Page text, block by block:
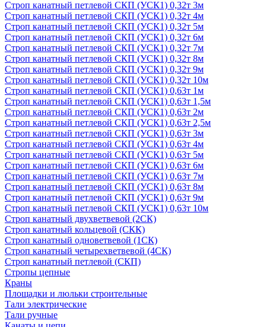
Строп канатный петлевой СКП (УСК1) 0,32т 3м
Строп канатный петлевой СКП (УСК1) 0,32т 4м
Строп канатный петлевой СКП (УСК1) 0,32т 5м
Строп канатный петлевой СКП (УСК1) 0,32т 6м
Строп канатный петлевой СКП (УСК1) 0,32т 7м
Строп канатный петлевой СКП (УСК1) 0,32т 8м
Строп канатный петлевой СКП (УСК1) 0,32т 9м
Строп канатный петлевой СКП (УСК1) 0,32т 10м
Строп канатный петлевой СКП (УСК1) 0,63т 1м
Строп канатный петлевой СКП (УСК1) 0,63т 1,5м
Строп канатный петлевой СКП (УСК1) 0,63т 2м
Строп канатный петлевой СКП (УСК1) 0,63т 2,5м
Строп канатный петлевой СКП (УСК1) 0,63т 3м
Строп канатный петлевой СКП (УСК1) 0,63т 4м
Строп канатный петлевой СКП (УСК1) 0,63т 5м
Строп канатный петлевой СКП (УСК1) 0,63т 6м
Строп канатный петлевой СКП (УСК1) 0,63т 7м
Строп канатный петлевой СКП (УСК1) 0,63т 8м
Строп канатный петлевой СКП (УСК1) 0,63т 9м
Строп канатный петлевой СКП (УСК1) 0,63т 10м
Строп канатный двухветвевой (2СК)
Строп канатный кольцевой (СКК)
Строп канатный одноветвевой (1СК)
Строп канатный четырехветвевой (4СК)
Строп канатный петлевой (СКП)
Стропы цепные
Краны
Площадки и люльки строительные
Тали электрические
Тали ручные